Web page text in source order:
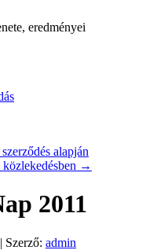
eredményei
alapján
→
2011
| Szerző: admin